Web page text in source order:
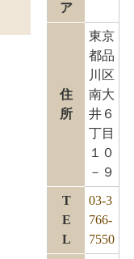
ア
住
所
東京
都品
川区
南大
井６
丁目
１０
－９
T
E
L
03-3
766-
7550